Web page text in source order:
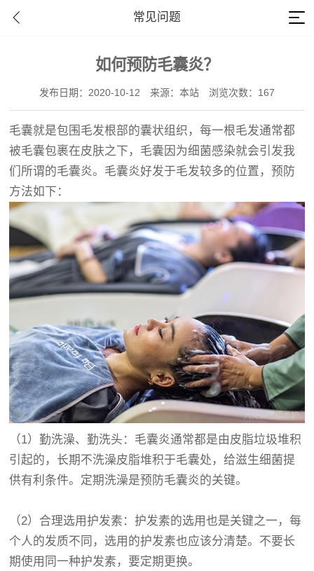
常见问题
如何预防毛囊炎？
发布日期：2020-10-12 来源：本站 浏览次数：167
毛囊就是包围毛发根部的囊状组织，每一根毛发通常都
被毛囊包裹在皮肤之下，毛囊因为细菌感染就会引发我
们所谓的毛囊炎。毛囊炎好发于毛发较多的位置，预防
方法如下：
（1）勤洗澡、勤洗头：毛囊炎通常都是由皮脂垃圾堆积
引起的，长期不洗澡皮脂堆积于毛囊处，给滋生细菌提
供有利条件。定期洗澡是预防毛囊炎的关键。
（2）合理选用护发素：护发素的选用也是关键之一，每
个人的发质不同，选用的护发素也应该分清楚。不要长
期使用同一种护发素，要定期更换。